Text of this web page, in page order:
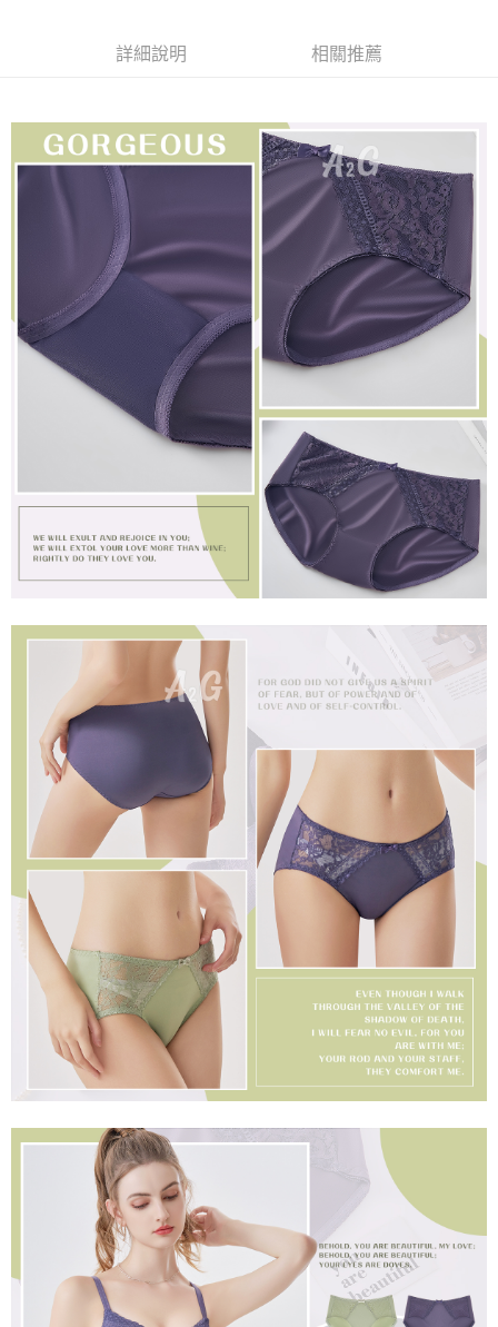
AFTEE先享後付是「在收到商品之後才付款」的支付方式。 讓您購物簡單
３．安心：先確認商品／服務後，再付款。
【「AFTEE先享後付」結帳流程】
１．於結帳方式選擇「AFTEE先享後付」後，將跳轉至「AFTEE先享後付」
結帳頁面，進行簡訊認證並確認金額後，即可完成結帳。
２．訂單成立數日內，您將收到繳費通知簡訊。
３．收到繳費通知簡訊後14天內，點擊此簡訊中的連結，可透過四大超商／
ATM／網路銀行／等多元方式進行付款，方視為交易完成。
※ 請注意：結帳手續完成當下不需立刻繳費，但若您需要取消訂單，請聯絡
購買商品的店家。未經商家同意取消之訂單仍視為有效，需透過AFTEE先享
後付繳納相關費用。
※ 交易是否成功請以「AFTEE先享後付 」之結帳頁面顯示為準，若有關於
是否繳費成功／繳費後需取消欲退款等相關疑問，請聯繫「AFTEE先享後付
客戶支援中心」
https://netprotections.freshdesk.com/support/home
１．透過由恩沛科技股份有限公司提供之「AFTEE先享後付」服務完成之交
易，需依本服務之必要範圍內提供個人資料，並將交易相關給付款項請求債
權轉讓予恩沛科技股份有限公司。
２．關於個人資料處理事宜，請瀏覽以下網址：
https://aftee.tw/terms/#terms3
３．未成年的使用者請事先徵得法定代理人或監護人之同意方可使用
「AFTEE先享後付」，若未經同意申辦者引起之損失，本公司不負相關責
時審查核予不同之上限額度；若仍有額度不足之情形，本公司將視審查結果
５．嚴禁一人註冊多個帳號或使用他人資訊註冊。若發現惡意使用之情形，
恩沛科技股份有限公司將有權停止該用戶之使用額度並採取法律行動。
全家取貨付款
每筆NT$60，滿NT$699(含以上)免運費
付款後全家取貨
每筆NT$60，滿NT$699(含以上)免運費
7-11取貨付款
每筆NT$60，滿NT$699(含以上)免運費
付款後7-11取貨
每筆NT$60，滿NT$699(含以上)免運費
每筆NT$100，滿NT$2,000(含以上)免運費
詳細說明 相關推薦